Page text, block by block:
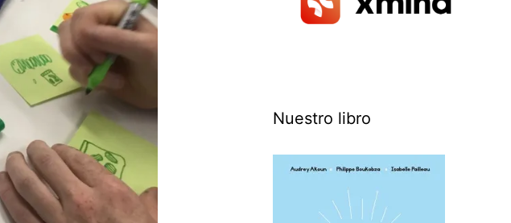
Nuestro libro